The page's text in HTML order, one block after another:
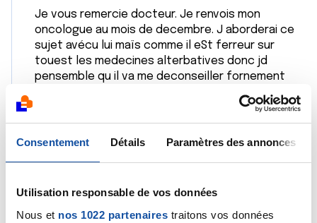
Consentement Détails Paramètres des annonces
Utilisation responsable de vos données
Nous et nos 1022 partenaires traitons vos données
Je vous remercie docteur. Je renvois mon
oncologue au mois de decembre. J aborderai ce
sujet avécu lui maïs comme il eSt ferreur sur
touest les medecines alterbatives donc jd
pensemble qu il va me deconseiller fornement
Citer